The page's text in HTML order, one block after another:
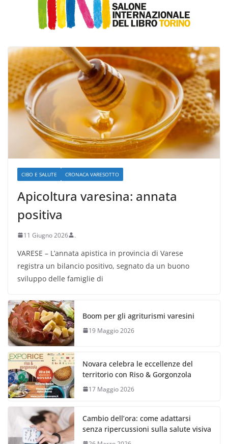
CIBO E SALUTE CRONACA VARESOTTO
Apicoltura varesina: annata
positiva
11 Giugno 2026 .
VARESE – L’annata apistica in provincia di Varese
registra un bilancio positivo, segnato da un buono
sviluppo delle famiglie di
Boom per gli agriturismi varesini
19 Maggio 2026
Novara celebra le eccellenze del
territorio con Riso & Gorgonzola
17 Maggio 2026
Cambio dell’ora: come adattarsi
senza ripercussioni sulla salute visiva